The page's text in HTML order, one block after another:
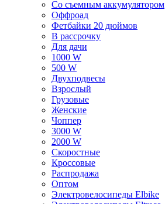
Со съемным аккумулятором
Оффроад
Фетбайки 20 дюймов
В рассрочку
Для дачи
1000 W
500 W
Двухподвесы
Взрослый
Грузовые
Женские
Чоппер
3000 W
2000 W
Скоростные
Кроссовые
Распродажа
Оптом
Электровелосипеды Elbike